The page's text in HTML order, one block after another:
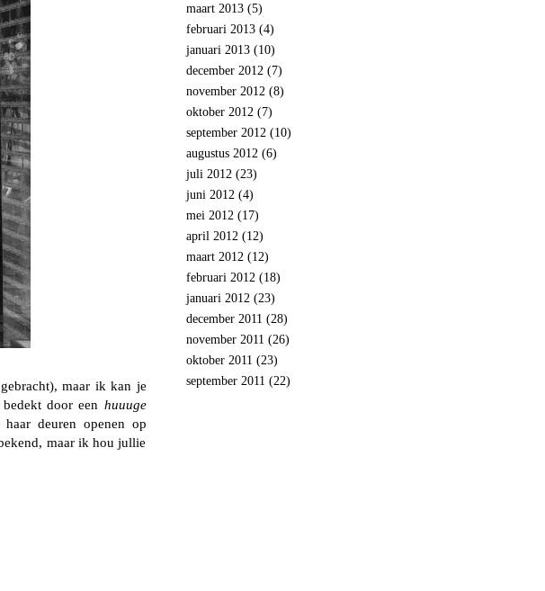
maar ik kan je
door een huuuge
deuren openen op
maar ik hou jullie
maart 2013(5)
februari 2013(4)
januari 2013(10)
december 2012 (7)
november 2012 (8)
oktober 2012 (7)
september 2012 (10)
augustus 2012 (6)
juli 2012 (23)
juni 2012 (4)
mei 2012 (17)
april 2012 (12)
maart 2012 (12)
februari 2012 (18)
januari 2012 (23)
december 2011 (28)
november 2011 (26)
oktober 2011 (23)
september 2011 (22)